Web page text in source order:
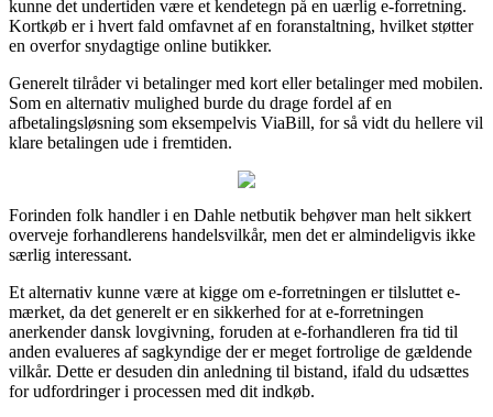
kunne det undertiden være et kendetegn på en uærlig e-forretning.
Kortkøb er i hvert fald omfavnet af en foranstaltning, hvilket støtter
en overfor snydagtige online butikker.
Generelt tilråder vi betalinger med kort eller betalinger med mobilen.
Som en alternativ mulighed burde du drage fordel af en
afbetalingsløsning som eksempelvis ViaBill, for så vidt du hellere vil
klare betalingen ude i fremtiden.
Forinden folk handler i en Dahle netbutik behøver man helt sikkert
overveje forhandlerens handelsvilkår, men det er almindeligvis ikke
særlig interessant.
Et alternativ kunne være at kigge om e-forretningen er tilsluttet e-
mærket, da det generelt er en sikkerhed for at e-forretningen
anerkender dansk lovgivning, foruden at e-forhandleren fra tid til
anden evalueres af sagkyndige der er meget fortrolige de gældende
vilkår. Dette er desuden din anledning til bistand, ifald du udsættes
for udfordringer i processen med dit indkøb.